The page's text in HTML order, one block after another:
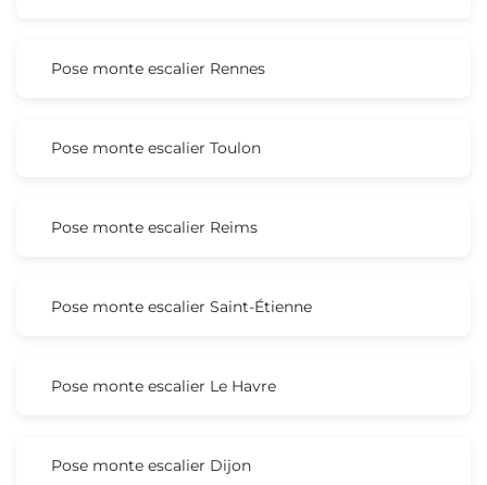
Pose monte escalier Rennes
Pose monte escalier Toulon
Pose monte escalier Reims
Pose monte escalier Saint-Étienne
Pose monte escalier Le Havre
Pose monte escalier Dijon